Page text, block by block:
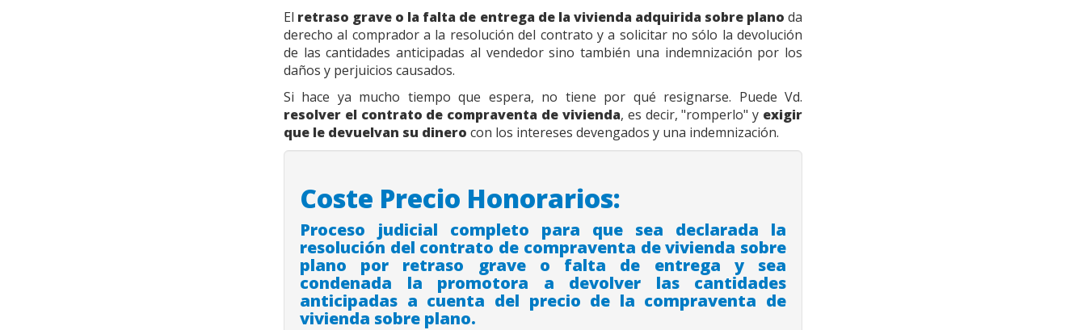
El retraso grave o la falta de entrega de la vivienda adquirida sobre planoda
derecho al comprador a la resolución del contrato y a solicitar no sólo la devolución
de las cantidades anticipadas al vendedor sino también una indemnización por los
daños y perjuicios causados.
Si hace ya mucho tiempo que espera, no tiene por qué resignarse. Puede Vd.
resolver el contrato de compraventa de vivienda, es decir, "romperlo" y exigir
que le devuelvan su dinero con los intereses devengados y una indemnización.
Coste Precio Honorarios:
Proceso judicial completo para que sea declarada la
resolución del contrato de compraventa de vivienda sobre
plano por retraso grave o falta de entrega y sea
condenada la promotora a devolver las cantidades
anticipadas a cuenta del precio de la compraventa de
vivienda sobre plano.